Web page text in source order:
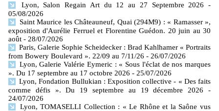
Lyon, Salon Regain Art du 12 au 27 Septembre 2026
-
05/08/2026
Saint Maurice les Châteauneuf, Quai (294M9) : « Ramasser »,
exposition d'Aurélie Ferruel et Florentine Guédon. 20 juin au 30
août - 28/07/2026
Paris, Galerie Sophie Scheidecker : Brad Kahlhamer « Portraits
from Bowery Boulevard ». 22/09 au 7/11/26 - 26/07/2026
Lyon, Galerie Valérie Eymeric : « Sous l'éclat de nos marques
». Du 17 septembre au 17 octobre 2026 - 25/07/2026
Lyon, Fondation Bullukian : Exposition collective - « Des faits
comme défis ». Du 19 septembre au 19 décembre 2026
-
24/07/2026
Lyon, TOMASELLI Collection : « Le Rhône et la Saône vus